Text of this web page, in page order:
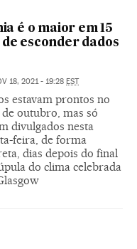
é o maior em 15
esconder dados
18, 2021 - 19:28 EST
estavam prontos no
outubro, mas só
divulgados nesta
feira, de forma
dias depois do final
do clima celebrada